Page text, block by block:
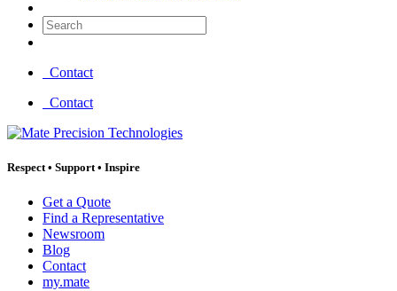
Search:
Contact
Contact
Respect • Support • Inspire
Get a Quote
Find a Representative
Newsroom
Blog
Contact
my.mate